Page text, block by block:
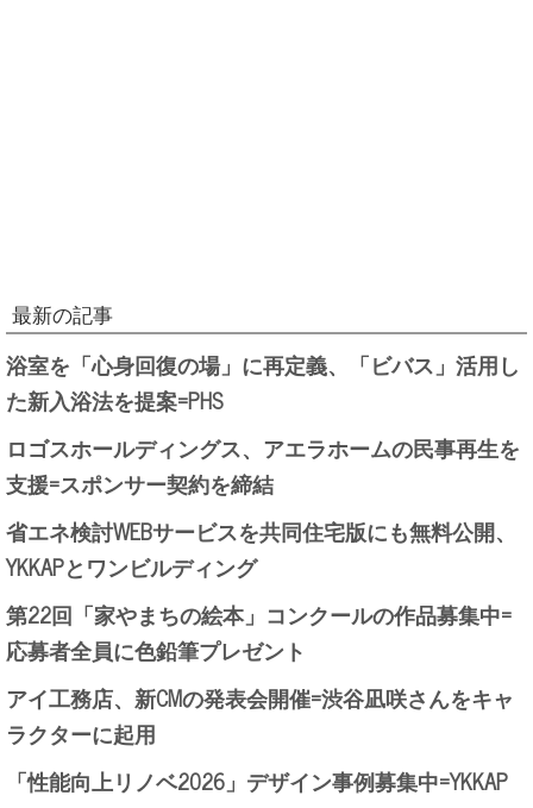
最新の記事
浴室を「心身回復の場」に再定義、「ビバス」活用し
た新入浴法を提案=PHS
ロゴスホールディングス、アエラホームの民事再生を
支援=スポンサー契約を締結
省エネ検討WEBサービスを共同住宅版にも無料公開、
YKKAPとワンビルディング
第22回「家やまちの絵本」コンクールの作品募集中=
応募者全員に色鉛筆プレゼント
アイ工務店、新CMの発表会開催=渋谷凪咲さんをキャ
ラクターに起用
「性能向上リノベ2026」デザイン事例募集中=YKKAP